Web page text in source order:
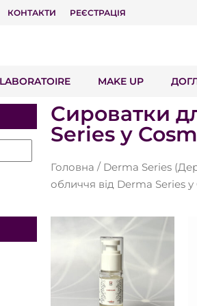
КОНТАКТИ РЕЄСТРАЦІЯ
MAKE UP
Сироватки
Series у
Головна /
обличчя від Derma Series у